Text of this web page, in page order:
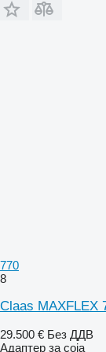
770
8
Claas MAXFLEX
29.500 € Без ДДВ
Адаптер за соја